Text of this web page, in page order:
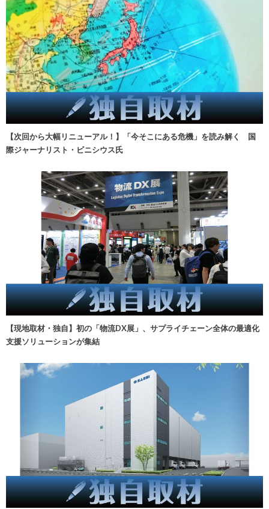
【次回から大幅リニューアル！】「今そこにある危機」を読み解く 国
際ジャーナリスト・ビニシウス氏
【現地取材・独自】初の「物流DX展」、サプライチェーン全体の最適化
支援ソリューションが集結